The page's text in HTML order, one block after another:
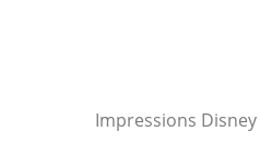
Impressions